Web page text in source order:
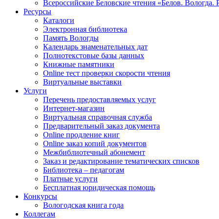
Всероссийские Беловские чтения «Белов. Вологда.
Ресурсы
Каталоги
Электронная библиотека
Память Вологды
Календарь знаменательных дат
Полнотекстовые базы данных
Книжные памятники
Online тест проверки скорости чтения
Виртуальные выставки
Услуги
Перечень предоставляемых услуг
Интернет-магазин
Виртуальная справочная служба
Предварительный заказ документа
Online продление книг
Online заказ копий документов
Межбиблиотечный абонемент
Заказ и редактирование тематических списков
Библиотека – педагогам
Платные услуги
Бесплатная юридическая помощь
Конкурсы
Вологодская книга года
Коллегам